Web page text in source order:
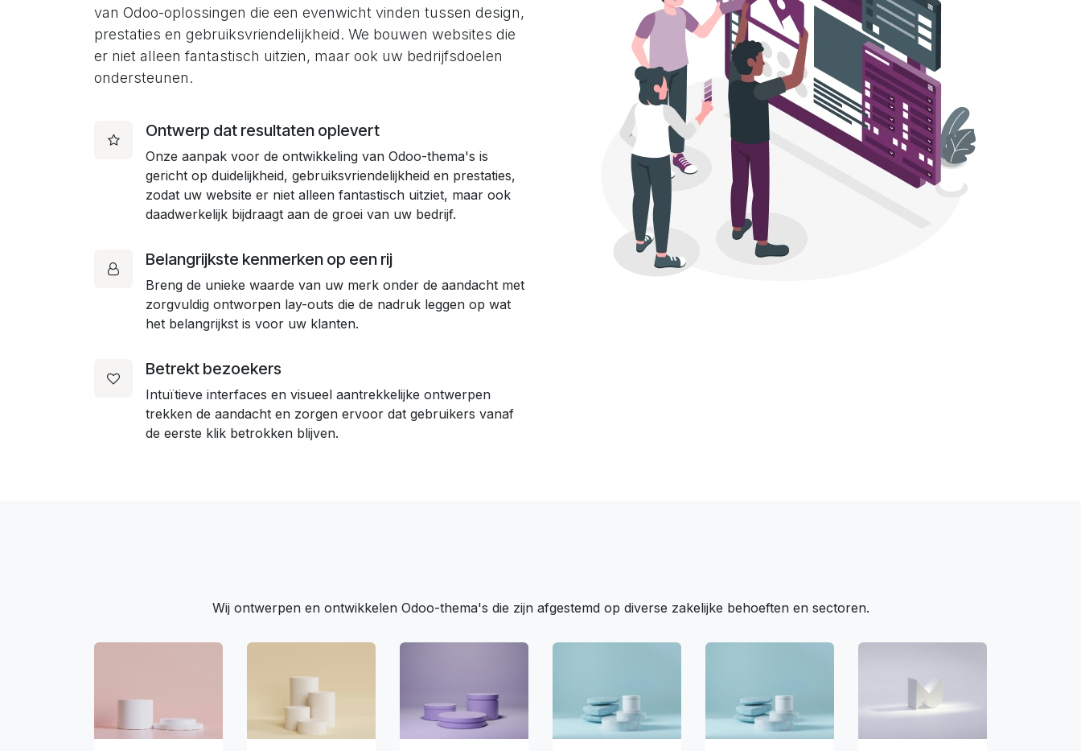
van Odoo-oplossingen die een evenwicht vinden tussen design,
prestaties en gebruiksvriendelijkheid. We bouwen websites die
er niet alleen fantastisch uitzien, maar ook uw bedrijfsdoelen
ondersteunen.
Ontwerp dat resultaten oplevert
Onze aanpak voor de ontwikkeling van Odoo-thema's is
gericht op duidelijkheid, gebruiksvriendelijkheid en prestaties,
zodat uw website er niet alleen fantastisch uitziet, maar ook
daadwerkelijk bijdraagt aan de groei van uw bedrijf.
Belangrijkste kenmerken op een rij
Breng de unieke waarde van uw merk onder de aandacht met
zorgvuldig ontworpen lay-outs die de nadruk leggen op wat
het belangrijkst is voor uw klanten.
Betrekt bezoekers
Intuïtieve interfaces en visueel aantrekkelijke ontwerpen
trekken de aandacht en zorgen ervoor dat gebruikers vanaf
de eerste klik betrokken blijven.
Wij ontwerpen en ontwikkelen Odoo-thema's die zijn afgestemd op diverse zakelijke behoeften en sectoren.